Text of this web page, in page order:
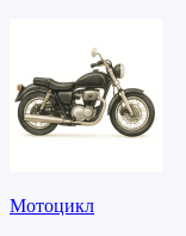
Мотоцикл